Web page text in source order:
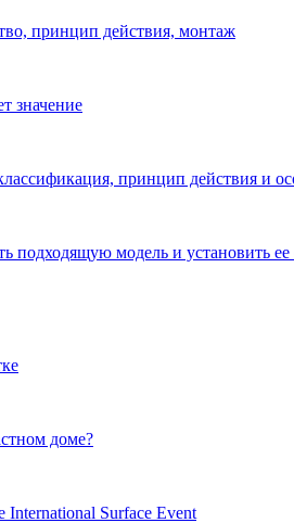
принцип действия, монтаж
значение
принцип действия и
подходящую модель и установить
доме?
Surface Event